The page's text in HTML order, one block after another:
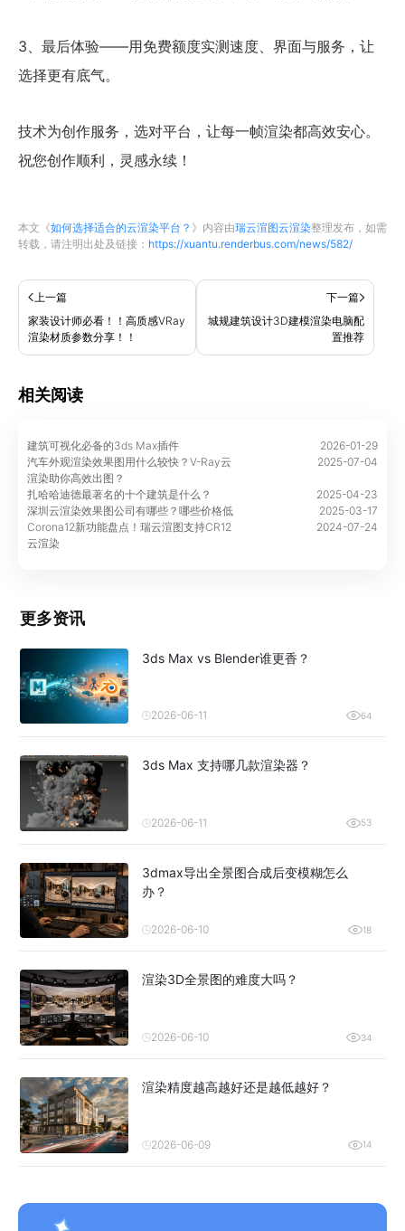
3、最后体验——用免费额度实测速度、界面与服务，让
选择更有底气。
技术为创作服务，选对平台，让每一帧渲染都高效安心。
祝您创作顺利，灵感永续！
本文《如何选择适合的云渲染平台？ 》内容由瑞云渲图云渲染整理发布，如需
转载，请注明出处及链接： https://xuantu.renderbus.com/news/582/
上一篇
家装设计师必看！！高质感VRay
渲染材质参数分享！！
下一篇
城规建筑设计3D建模渲染电脑配
置推荐
相关阅读
建筑可视化必备的3ds Max插件
2026-01-29
汽车外观渲染效果图用什么较快？V-Ray云
渲染助你高效出图？
2025-07-04
扎哈哈迪德最著名的十个建筑是什么？
2025-04-23
深圳云渲染效果图公司有哪些？哪些价格低
2025-03-17
Corona12新功能盘点！瑞云渲图支持CR12
云渲染
2024-07-24
更多资讯
3ds Max vs Blender谁更香？
2026-06-11 64
3ds Max 支持哪几款渲染器？
2026-06-11 53
3dmax导出全景图合成后变模糊怎么
办？
2026-06-10 18
渲染3D全景图的难度大吗？
2026-06-10 34
渲染精度越高越好还是越低越好？
2026-06-09 14